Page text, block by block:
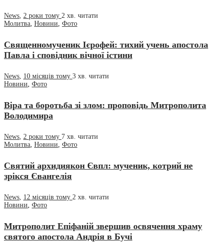
News, 2 роки тому 2 хв. читати
Молитва, Новини, Фото
Священномученик Ієрофей: тихий учень апостола
Павла і сповідник вічної істини
News, 10 місяців тому 3 хв. читати
Новини, Фото
Віра та боротьба зі злом: проповідь Митрополита
Володимира
News, 2 роки тому 7 хв. читати
Молитва, Новини, Фото
Святий архидиякон Євпл: мученик, котрий не
зрікся Євангелія
News 12 місяців тому 2 хв. читати
Новини Фото
Митрополит Епіфаній звершив освячення храму
святого апостола Андрія в Бучі